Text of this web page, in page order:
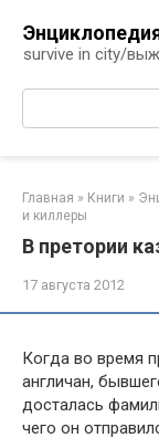
контенту
survive in city/
Поиск:
Главная » Книги »
и киллеры
В претории
17 августа 2012
Когда во время
англичан,
досталась
чего он